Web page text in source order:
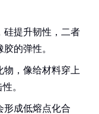
硅提升韧性，二者
的弹性。
物，像给材料穿上
。
形成低熔点化合